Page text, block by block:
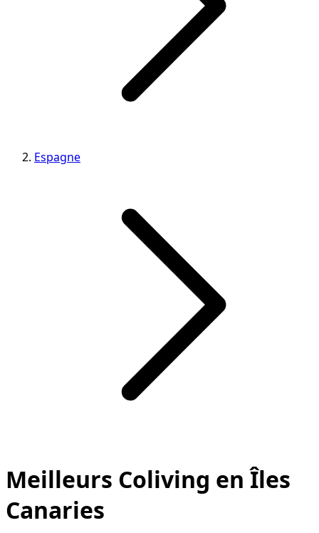
Espagne
Meilleurs Coliving en Îles
Canaries